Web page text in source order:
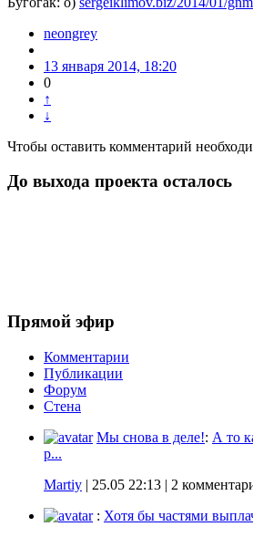
neongrey
13 января 2014, 18:20
0
↑
↓
Чтобы оставить комментарий
До выхода проекта осталось
Прямой эфир
Комментарии
Публикации
Форум
Стена
Мы снова в деле!: А то
p...
Martiy | 25.05 22:13 | 2
: Хотя бы частями